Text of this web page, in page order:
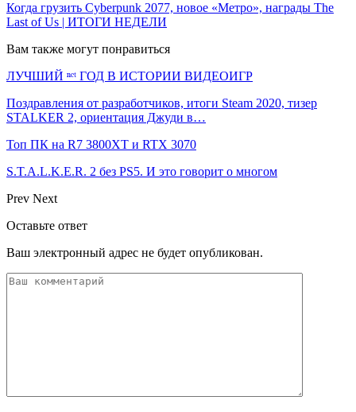
Когда грузить Cyberpunk 2077, новое «Метро», награды The
Last of Us | ИТОГИ НЕДЕЛИ
Вам также могут понравиться
ЛУЧШИЙ ⁿᵉᵗ ГОД В ИСТОРИИ ВИДЕОИГР
Поздравления от разработчиков, итоги Steam 2020, тизер
STALKER 2, ориентация Джуди в…
Топ ПК на R7 3800XT и RTX 3070
S.T.A.L.K.E.R. 2 без PS5. И это говорит о многом
Prev Next
Оставьте ответ
Ваш электронный адрес не будет опубликован.